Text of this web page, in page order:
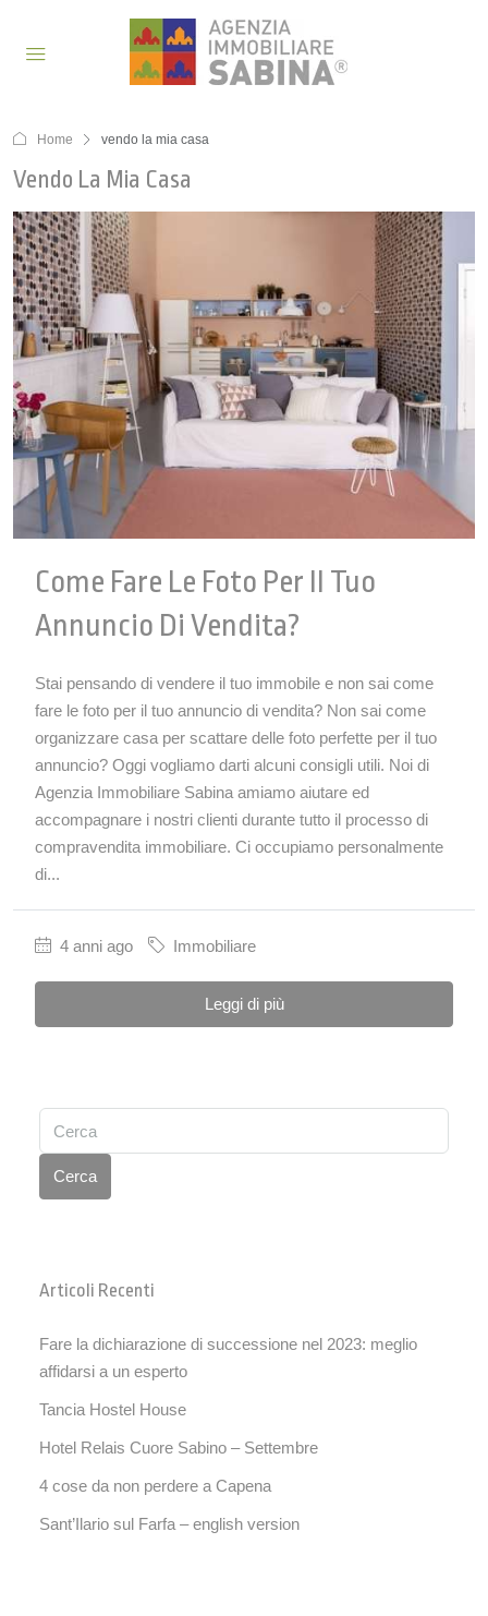
Home vendo la mia casa
Vendo La Mia Casa
Come Fare Le Foto Per Il Tuo
Annuncio Di Vendita?
Stai pensando di vendere il tuo immobile e non sai come
fare le foto per il tuo annuncio di vendita? Non sai come
organizzare casa per scattare delle foto perfette per il tuo
annuncio? Oggi vogliamo darti alcuni consigli utili. Noi di
Agenzia Immobiliare Sabina amiamo aiutare ed
accompagnare i nostri clienti durante tutto il processo di
compravendita immobiliare. Ci occupiamo personalmente
di...
4 anni ago Immobiliare
Leggi di più
Cerca
Articoli Recenti
Fare la dichiarazione di successione nel 2023: meglio
affidarsi a un esperto
Tancia Hostel House
Hotel Relais Cuore Sabino – Settembre
4 cose da non perdere a Capena
Sant’Ilario sul Farfa – english version